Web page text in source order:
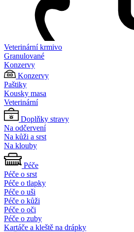
Veterinární krmivo
Granulované
Konzervy
Konzervy
Paštiky
Kousky masa
Veterinární
Doplňky stravy
Na odčervení
Na kůži a srst
Na klouby
Péče
Péče o srst
Péče o tlapky
Péče o uši
Péče o kůži
Péče o oči
Péče o zuby
Kartáče a kleště na drápky